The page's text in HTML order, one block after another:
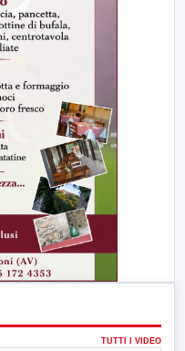
TUTTI I VIDEO